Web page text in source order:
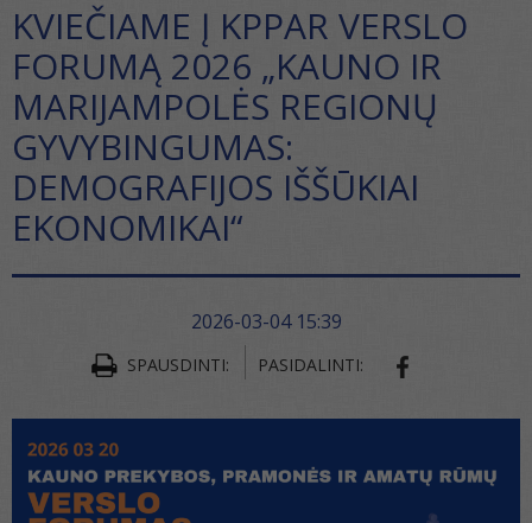
KVIEČIAME Į KPPAR VERSLO
FORUMĄ 2026 „KAUNO IR
MARIJAMPOLĖS REGIONŲ
GYVYBINGUMAS:
DEMOGRAFIJOS IŠŠŪKIAI
EKONOMIKAI“
2026-03-04 15:39
SPAUSDINTI: PASIDALINTI: